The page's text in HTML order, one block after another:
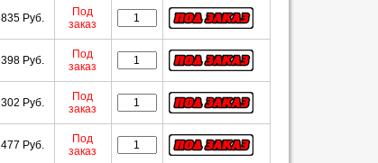
835 Руб.
Под
заказ
398 Руб.
Под
заказ
302 Руб.
Под
заказ
477 Руб.
Под
заказ